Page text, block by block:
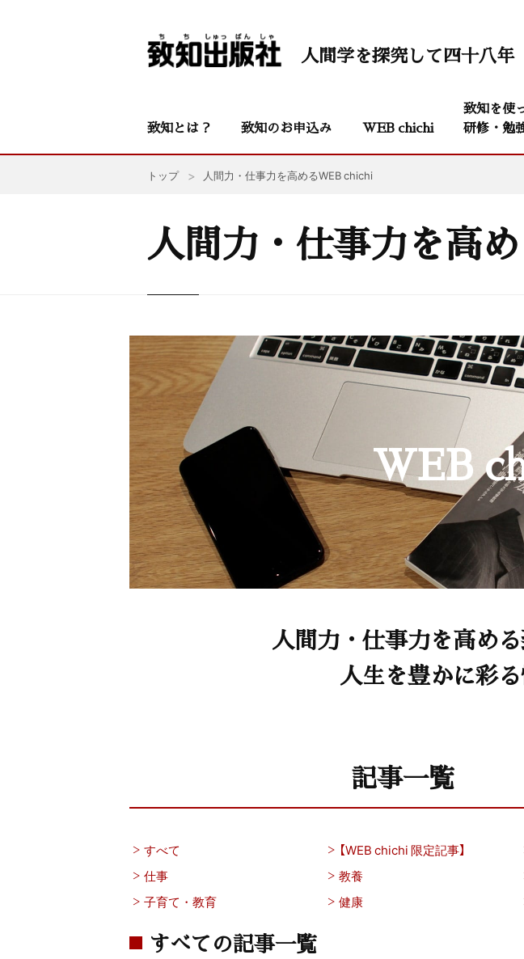
人間学を探究して四十八年
致知とは？ 致知のお申込み WEB chichi
致知を使
研修・勉
トップ 人間力・仕事力を高めるWEB chichi
人間力・仕事力を高
WEB
人間力・仕事力を高め
人生を豊かに彩
記事一覧
すべて 【WEB chichi 限定記事】
仕事
教養
子育て・教育
健康
すべての記事一覧